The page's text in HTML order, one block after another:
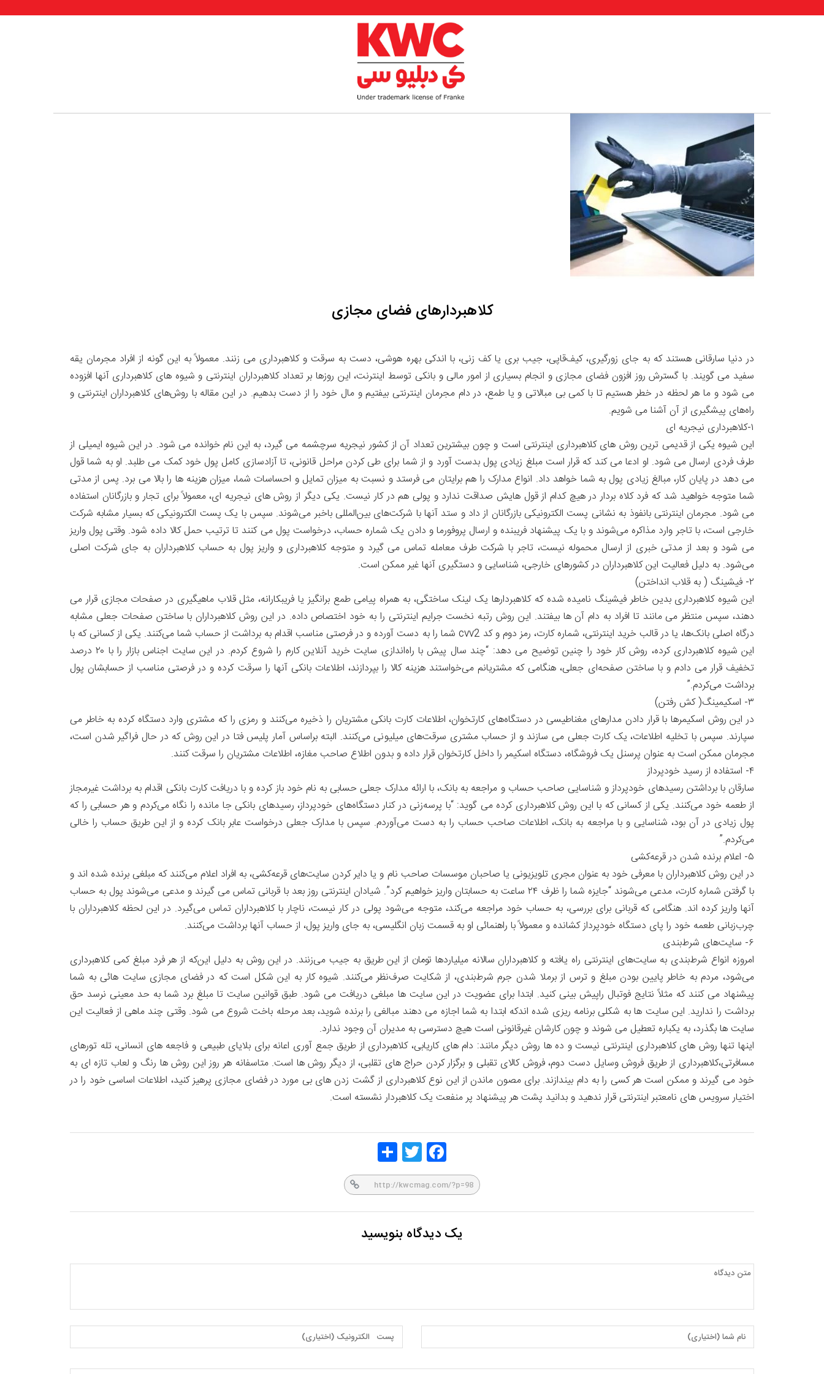
کلاهبردارهای فضای مجازی
در دنیا سارقانی هستند که به جای زورگیری، کیف‌قاپی، جیب بری یا کف زنی، با اندکی بهره هوشی، دست به سرقت و کلاهبرداری می زنند. معمولاً به این گونه از افراد مجرمان یقه
سفید می گویند. با گسترش روز افزون فضای مجازی و انجام بسیاری از امور مالی و بانکی توسط اینترنت، این روزها بر تعداد کلاهبرداران اینترنتی و شیوه های کلاهبرداری آنها افزوده
می شود و ما هر لحظه در خطر هستیم تا با کمی بی مبالاتی و یا طمع، در دام مجرمان اینترنتی بیفتیم و مال خود را از دست بدهیم. در این مقاله با روش‌های کلاهبرداران اینترنتی و
راه‌های پیشگیری از آن آشنا می شویم.
۱-کلاهبرداری نیجریه ای
این شیوه یکی از قدیمی ترین روش های کلاهبرداری اینترنتی است و چون بیشترین تعداد آن از کشور نیجریه سرچشمه می گیرد، به این نام خوانده می شود. در این شیوه ایمیلی از
طرف فردی ارسال می شود. او ادعا می کند که قرار است مبلغ زیادی پول بدست آورد و از شما برای طی کردن مراحل قانونی، تا آزادسازی کامل پول خود کمک می طلبد. او به شما قول
می دهد در پایان کار، مبالغ زیادی پول به شما خواهد داد. انواع مدارک را هم برایتان می فرستد و نسبت به میزان تمایل و احساسات شما، میزان هزینه ها را بالا می برد. پس از مدتی
شما متوجه خواهید شد که فرد کلاه بردار در هیچ کدام از قول هایش صداقت ندارد و پولی هم در کار نیست. یکی دیگر از روش های نیجریه ای، معمولاً برای تجار و بازرگانان استفاده
می شود. مجرمان اینترنتی بانفوذ به نشانی پست الکترونیکی بازرگانان از داد و ستد آنها با شرکت‌های بین‌المللی باخبر می‌شوند. سپس با یک پست الکترونیکی که بسیار مشابه شرکت
خارجی است، با تاجر وارد مذاکره می‌شوند و با یک پیشنهاد فریبنده و ارسال پروفورما و دادن یک شماره حساب، درخواست پول می کنند تا ترتیب حمل کالا داده شود. وقتی پول واریز
می شود و بعد از مدتی خبری از ارسال محموله نیست، تاجر با شرکت طرف معامله تماس می گیرد و متوجه کلاهبرداری و واریز پول به حساب کلاهبرداران به جای شرکت اصلی
می‌شود. به دلیل فعالیت این کلاهبرداران در کشورهای خارجی، شناسایی و دستگیری آنها غیر ممکن است.
۲- فیشینگ ( به قلاب انداختن)
این شیوه کلاهبرداری بدین خاطر فیشینگ نامیده شده که کلاهبردارها یک لینک ساختگی، به همراه پیامی طمع برانگیز یا فریبکارانه، مثل قلاب ماهیگیری در صفحات مجازی قرار می
دهند، سپس منتظر می مانند تا افراد به دام آن ها بیفتند. این روش رتبه نخست جرایم اینترنتی را به خود اختصاص داده. در این روش کلاهبرداران با ساختن صفحات جعلی مشابه
درگاه اصلی بانک‌ها، یا در قالب خرید اینترنتی، شماره کارت، رمز دوم و کد cvv2 شما را به دست آورده و در فرصتی مناسب اقدام به برداشت از حساب شما می‌کنند. یکی از کسانی که با
این شیوه کلاهبرداری کرده، روش کار خود را چنین توضیح می دهد: “چند سال پیش با راه‌اندازی سایت خرید آنلاین کارم را شروع کردم. در این سایت اجناس بازار را با ۲۰ درصد
تخفیف قرار می دادم و با ساختن صفحه‌ای جعلی، هنگامی که مشتریانم می‌خواستند هزینه کالا را بپردازند، اطلاعات بانکی آنها را سرقت کرده و در فرصتی مناسب از حسابشان پول
برداشت می‌کردم.”
۳- اسکیمینگ( کش رفتن)
در این روش اسکیمرها با قرار دادن مدارهای مغناطیسی در دستگاه‌های کارتخوان، اطلاعات کارت‌ بانکی مشتریان را ذخیره می‌کنند و رمزی را که مشتری وارد دستگاه کرده به خاطر می
سپارند. سپس با تخلیه اطلاعات، یک کارت جعلی می سازند و از حساب مشتری سرقت‌های میلیونی می‌کنند. البته براساس آمار پلیس فتا در این روش که در حال فراگیر شدن است،
مجرمان ممکن است به عنوان پرسنل یک فروشگاه، دستگاه اسکیمر را داخل کارتخوان قرار داده و بدون اطلاع صاحب مغازه، اطلاعات مشتریان را سرقت کنند.
۴- استفاده از رسید خودپرداز
سارقان با برداشتن رسیدهای خودپرداز و شناسایی صاحب حساب و مراجعه به بانک، با ارائه مدارک جعلی حسابی به نام خود باز کرده و با دریافت کارت بانکی اقدام به برداشت غیرمجاز
از طعمه خود می‌کنند. یکی از کسانی که با این روش کلاهبرداری کرده می گوید: “با پرسه‌زنی در کنار دستگاه‌های خودپرداز، رسیدهای بانکی جا مانده را نگاه می‌کردم و هر حسابی را که
پول زیادی در آن بود، شناسایی و با مراجعه به بانک، اطلاعات صاحب حساب را به دست می‌آوردم. سپس با مدارک جعلی درخواست عابر بانک کرده و از این طریق حساب را خالی
می‌کردم.”
۵- اعلام برنده شدن در قرعه‌کشی
در این روش کلاهبرداران با معرفی خود به عنوان مجری تلویزیونی یا صاحبان موسسات صاحب نام و یا دایر کردن سایت‌های قرعه‌کشی، به افراد اعلام می‌کنند که مبلغی برنده شده اند و
با گرفتن شماره کارت، مدعی می‌شوند “جایزه شما را ظرف ۲۴ ساعت به حسابتان واریز خواهیم کرد”. شیادان اینترنتی روز بعد با قربانی تماس می گیرند و مدعی می‌شوند پول به حساب
آنها واریز کرده اند. هنگامی که قربانی برای بررسی، به حساب خود مراجعه می‌کند، متوجه می‌شود پولی در کار نیست، ناچار با کلاهبرداران تماس می‌گیرد. در این لحظه کلاهبرداران با
چرب‌زبانی طعمه خود را پای دستگاه خودپرداز کشانده و معمولاً با راهنمائی او به قسمت زبان انگلیسی، به جای واریز پول، از حساب آنها برداشت می‌کنند.
۶- سایت‌های شرط‌بندی
امروزه انواع شرط‌بندی به سایت‌های اینترنتی راه یافته و کلاهبرداران سالانه میلیاردها تومان از این طریق به جیب می‌زنند. در این روش به دلیل این‌که از هر فرد مبلغ کمی کلاهبرداری
می‌شود، مردم به خاطر پایین بودن مبلغ و ترس از برملا شدن جرم شرط‌بندی، از شکایت صرف‌نظر می‌کنند. شیوه کار به این شکل است که در فضای مجازی سایت هائی به شما
پیشنهاد می کنند که مثلاً نتایج فوتبال راپیش بینی کنید. ابتدا برای عضویت در این سایت ها مبلغی دریافت می شود. طبق قوانین سایت تا مبلغ برد شما به حد معینی نرسد حق
برداشت را ندارید. این سایت ها به شکلی برنامه ریزی شده اندکه ابتدا به شما اجازه می دهند مبالغی را برنده شوید، بعد مرحله باخت شروع می شود. وقتی چند ماهی از فعالیت این
سایت ها بگذرد، به یکباره تعطیل می شوند و چون کارشان غیرقانونی است هیچ دسترسی به مدیران آن وجود ندارد.
اینها تنها روش های کلاهبرداری اینترنتی نیست و ده ها روش دیگر مانند: دام های کاریابی، کلاهبرداری از طریق جمع آوری اعانه برای بلایای طبیعی و فاجعه های انسانی، تله تورهای
مسافرتی،کلاهبرداری از طریق فروش وسایل دست دوم، فروش کالای تقبلی و برگزار کردن حراج های تقلبی، از دیگر روش ها است. متاسفانه هر روز این روش ها رنگ و لعاب تازه ای به
خود می گیرند و ممکن است هر کسی را به دام بیندازند. برای مصون ماندن از این نوع کلاهبرداری از گشت زدن های بی مورد در فضای مجازی پرهیز کنید، اطلاعات اساسی خود را در
اختیار سرویس های نامعتبر اینترنتی قرار ندهید و بدانید پشت هر پیشنهاد پر منفعت یک کلاهبردار نشسته است.
Face
book
Twitt
er
یک دیدگاه بنویسید